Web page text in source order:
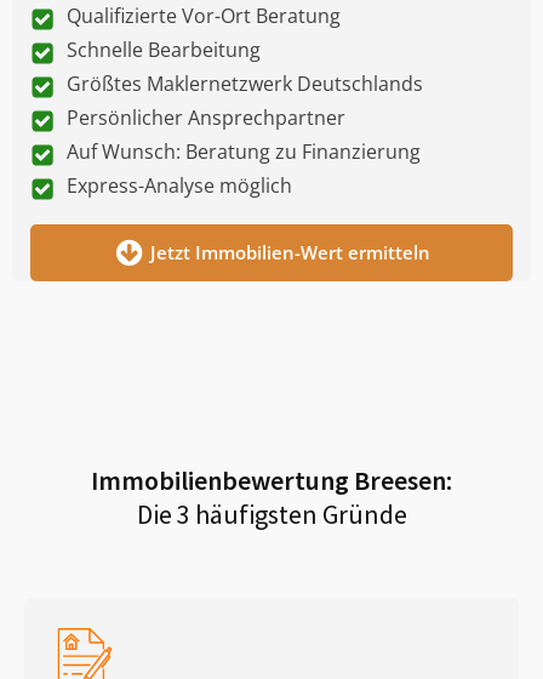
Qualifizierte Vor-Ort Beratung
Schnelle Bearbeitung
Größtes Maklernetzwerk Deutschlands
Persönlicher Ansprechpartner
Auf Wunsch: Beratung zu Finanzierung
Express-Analyse möglich
Jetzt Immobilien-Wert ermitteln
Immobilienbewertung Breesen:
Die 3 häufigsten Gründe